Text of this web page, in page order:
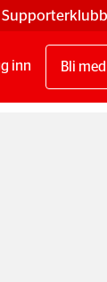
inn Bli